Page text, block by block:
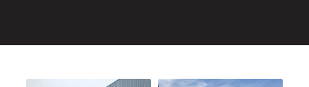
Año